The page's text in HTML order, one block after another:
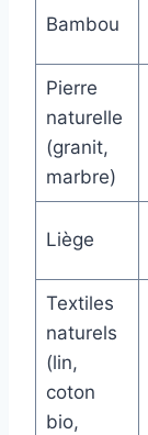
Bambou
Pierre
naturelle
(granit,
marbre)
Liège
Textiles
naturels
(lin,
coton
bio,